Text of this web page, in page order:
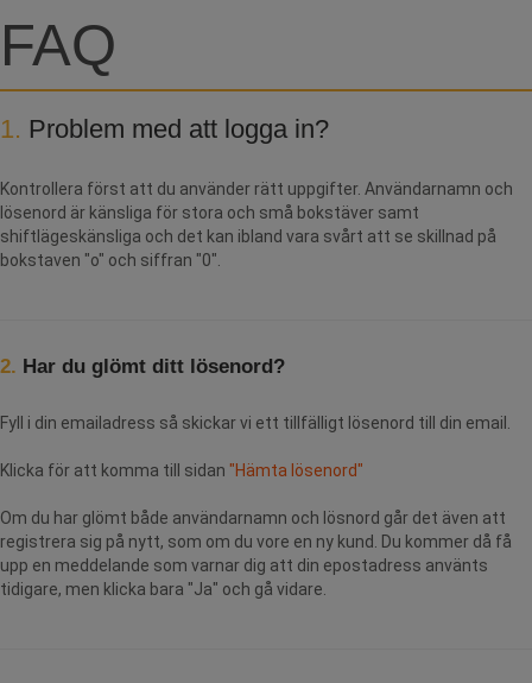
FAQ
1. Problem med att logga in?
Kontrollera först att du använder rätt uppgifter. Användarnamn och
lösenord är känsliga för stora och små bokstäver samt
shiftlägeskänsliga och det kan ibland vara svårt att se skillnad på
bokstaven "o" och siffran "0".
2. Har du glömt ditt lösenord?
Fyll i din emailadress så skickar vi ett tillfälligt lösenord till din email.
Klicka för att komma till sidan "Hämta lösenord"
Om du har glömt både användarnamn och lösnord går det även att
registrera sig på nytt, som om du vore en ny kund. Du kommer då få
upp en meddelande som varnar dig att din epostadress använts
tidigare, men klicka bara "Ja" och gå vidare.